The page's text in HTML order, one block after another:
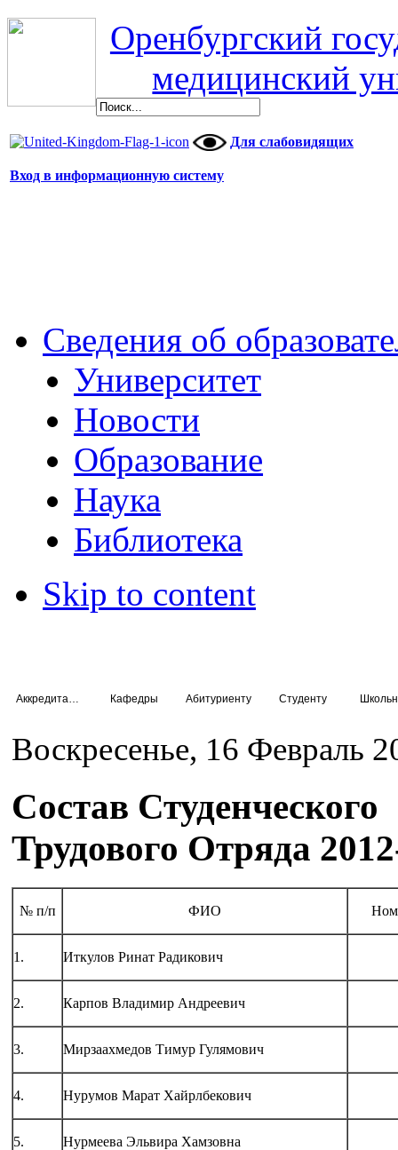
Оренбургский
медицинский
Для слабовидящих
Вход в информационную систему
Сведения об
Университет
Новости
Образование
Наука
Библиотека
Skip to content
Кафедры Абитуриенту Студенту
Воскресенье, 16 Февраль
Состав Студенческого
Трудового Отряда
№ п/п ФИО
1. Иткулов Ринат Радикович
2. Карпов Владимир Андреевич
3. Мирзаахмедов Тимур Гулямович
4. Нурумов Марат Хайрлбекович
5. Нурмеева Эльвира Хамзовна